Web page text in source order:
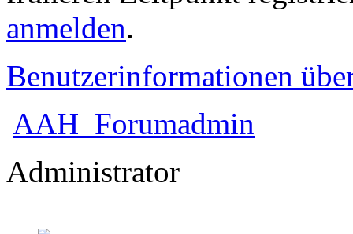
anmelden.
Benutzerinformationen
AAH_Forumadmin
Administrator